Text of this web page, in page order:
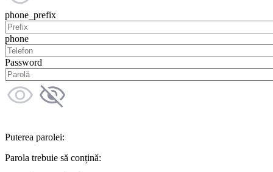
phone_prefix
phone
Password
Puterea parolei:
Parola trebuie să conțină: